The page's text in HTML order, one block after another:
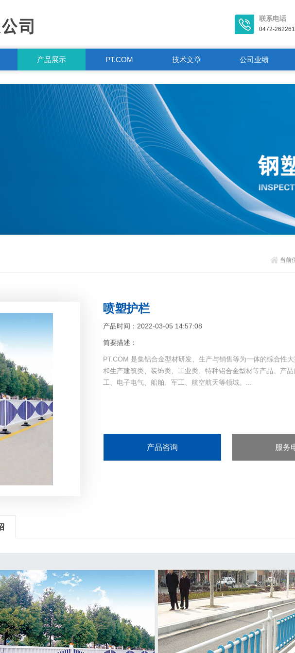
联系电话
0472-
产品展示 PT.COM 技术文章 公司业绩
当前
喷塑护栏
产品时间：2022-03-05 14:57:08
简要描述：
PT.COM 是集铝合金型材研发、生产与销售等为一体的综合性
和生产建筑类、装饰类、工业类、特种铝合金型材等产品。产
工、电子电气、船舶、军工、航空航天等领域。...
产品咨询 服务